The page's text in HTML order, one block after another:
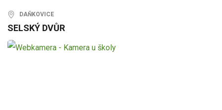
DAŇKOVICE
SELSKÝ DVŮR